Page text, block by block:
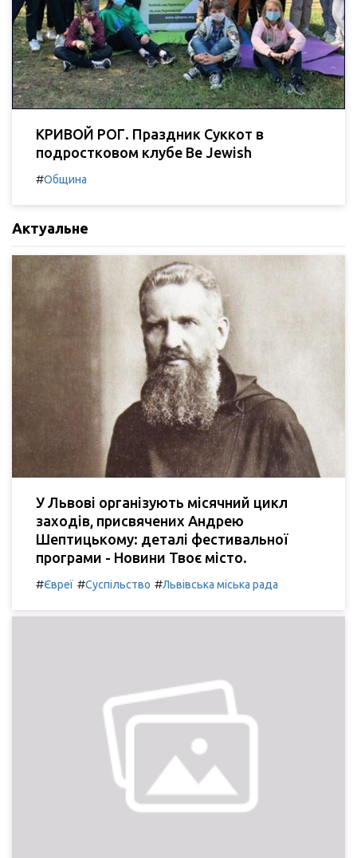
КРИВОЙ РОГ. Праздник Суккот в
подростковом клубе Be Jewish
#Община
Актуальне
У Львові організують місячний цикл
заходів, присвячених Андрею
Шептицькому: деталі фестивальної
програми - Новини Твоє місто.
#Євреї #Суспільство #Львівська міська рада